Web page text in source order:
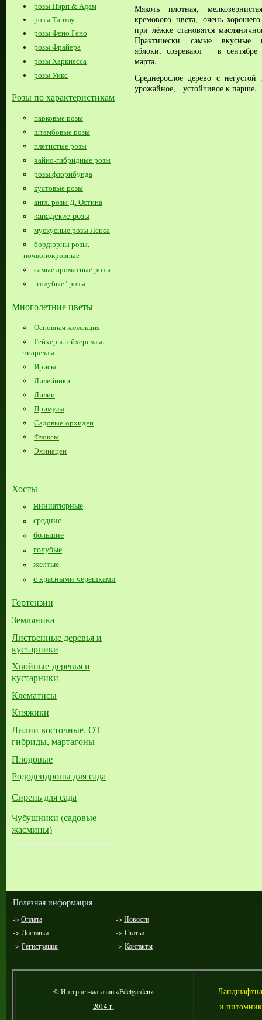
розы Нирп & Адам
розы Тантау
розы Фено Гено
розы Фрайера
розы Харкнесса
розы Уикс
Розы по характеристикам
парковые розы
штамбовые розы
плетистые розы
чайно-гибридные розы
розы флорибунда
кустовые розы
англ. розы Д. Остина
канадские розы
мускусные розы Ленса
бордюрны розы,
почвопокровные
самые ароматные розы
"голубые" розы
Многолетние цветы
Основная коллекция
Гейхеры,гейхереллы,
тиареллы
Ирисы
Лилейники
Лилии
Примулы
Садовые орхидеи
Флоксы
Эхинацеи
Хосты
миниатюрные
средние
большие​
голубые
желтые
с красными черешками
Гортензии
Земляника
Лиственные деревья и
кустарники
Хвойные деревья и
кустарники
Клематисы
Княжики
Лилии восточные, ОТ-
гибриды, мартагоны
Плодовые
Рододендроны для сада
Сирень для сада
Чубушники (садовые
жасмины)
Мякоть плотная,
кремового цвета, очень
при лёжке становятся
Практически самые вкусные
яблоки,созревают в сентябре
марта.
Среднерослое дерево с
урожайное, устойчивое к парше.
Полезная информация
-> Оплата -> Новости
-> Доставка -> Статьи
-> Регистрация -> Контакты
©Интернет-магазин «Edelgarden»
2014 г.
Л
и питомник